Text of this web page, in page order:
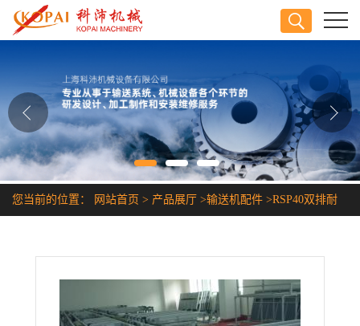
公司介绍
公司动态
产品展厅
证书荣誉
您当前的位置： 网站首页 > 产品展厅 >输送机配件 >RSP40双排耐